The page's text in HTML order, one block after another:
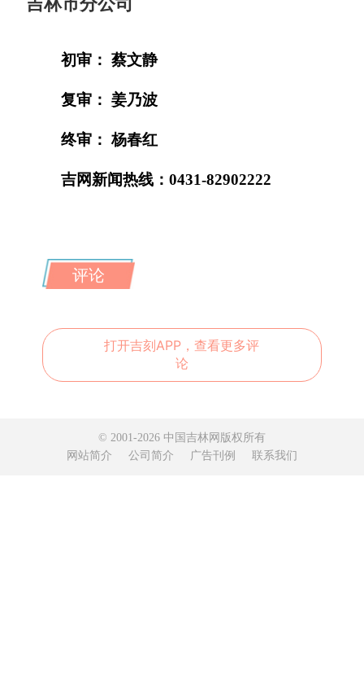
初审： 蔡文静
复审： 姜乃波
终审： 杨春红
吉网新闻热线：0431-82902222
评论
打开吉刻APP，查看更多评
论